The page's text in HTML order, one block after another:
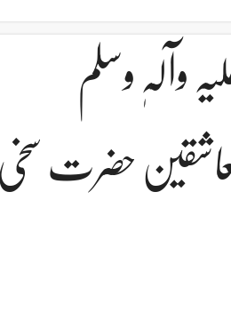
وآلہٖ وسلم
حضرت سخی